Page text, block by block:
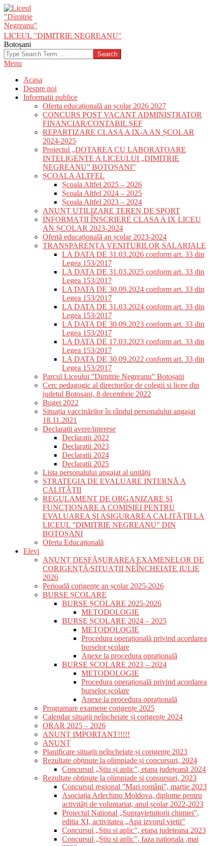
Skip
to
content
LICEUL "DIMITRIE NEGREANU"
Botoșani
Search
Primary
Menu
Menu
Acasa
Despre noi
Informatii publice
Oferta educațională an școlar 2026 2027
CONCURS POST VACANT ADMINISTRATOR
FINANCIAR/CONTABIL ȘEF
REPARTIZARE CLASA A IX-A AN ȘCOLAR
2024-2025
Proiectul „DOTAREA CU LABORATOARE
INTELIGENTE A LICEULUI „DIMITRIE
NEGREANU” BOTOȘANI”
ȘCOALA ALTFEL
Școala Altfel 2025 – 2026
Școala Altfel 2024 – 2025
Școala Altfel 2023 – 2024
ANUNȚ UTILIZARE TEREN DE SPORT
INFORMAȚII ÎNSCRIERE CLASA A IX LICEU
AN ȘCOLAR 2023-2024
Ofertă educațională an școlar 2023-2024
TRANSPARENȚA VENITURILOR SALARIALE
LA DATA DE 31.03.2026 conform art. 33 din
Legea 153/2017
LA DATA DE 31.03.2025 conform art. 33 din
Legea 153/2017
LA DATA DE 30.09.2024 conform art. 33 din
Legea 153/2017
LA DATA DE 31.03.2024 conform art. 33 din
Legea 153/2017
LA DATA DE 30.09.2023 conform art. 33 din
Legea 153/2017
LA DATA DE 17.03.2023 conform art. 33 din
Legea 153/2017
LA DATA DE 30.09.2022 conform art. 33 din
Legea 153/2017
Parcul Liceului ”Dimitrie Negreanu” Botoșani
Cerc pedagogic al directorilor de colegii si licee din
judetul Botosani, 8 decembrie 2022
Buget 2022
Situația vaccinărilor în rândul personalului angajat
18.11.2021
Declaratii avere/interese
Declaratii 2022
Declaratii 2023
Declaratii 2024
Declaratii 2025
Lista personalului angajat al unității
STRATEGIA DE EVALUARE INTERNĂ A
CALITĂŢII
REGULAMENT DE ORGANIZARE ŞI
FUNCŢIONARE A COMISIEI PENTRU
EVALUAREA ŞI ASIGURAREA CALITĂŢII LA
LICEUL ”DIMITRIE NEGREANU” DIN
BOTOȘANI
Oferta Educațională
Elevi
ANUNȚ DESFĂȘURAREA EXAMENELOR DE
CORIGENȚĂ/SITUAȚII NEÎNCHEIATE IULIE
2026
Perioadă corigențe an școlar 2025-2026
BURSE ȘCOLARE
BURSE ȘCOLARE 2025-2026
METODOLOGIE
BURSE ȘCOLARE 2024 – 2025
METODOLOGIE
Procedura operațională privind acordarea
burselor școlare
Anexe la procedura oprațională
BURSE ȘCOLARE 2023 – 2024
METODOLOGIE
Procedura operațională privind acordarea
burselor școlare
Anexe la procedura oprațională
Programare examene corigențe 2025
Calendar situații neîncheiate și corigențe 2024
ORAR 2025 – 2026
ANUNȚ IMPORTANT!!!!!
ANUNȚ
Planificare situații neîncheiate și corigențe 2023
Rezultate obținute la olimpiade și concursuri, 2024
Concursul „Știu și aplic”, etapa județeană 2024
Rezultate obtinute la olimpiade si consursuri, 2023
Concursul regional ”Mari români”, martie 2023
Asociația Arlechino Moldova, diplome pentru
activități de voluntariat, anul școlar 2022-2023
Proiectul National „Supravietuitorii chimiei”,
editia XI, activitatea „Apa izvorul vietii”
Concursul „Stiu si aplic”, etapa judeteana 2023
Concursul „Stiu si aplic”, faza nationala ,mai